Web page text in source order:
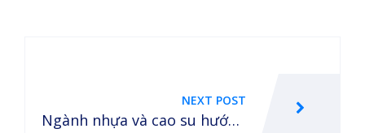
NEXT POST
Ngành nhựa và cao su hướng